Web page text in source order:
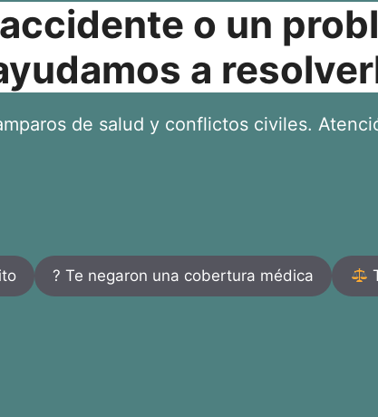
o un
a
de salud y conflictos civiles.
? Te negaron una cobertura médica